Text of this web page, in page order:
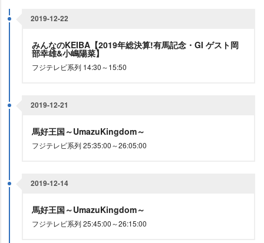
2019-12-22
みんなのKEIBA【2019年総決算!有馬記念・GI ゲスト岡
部幸雄&小嶋陽菜】
フジテレビ系列 14:30～15:50
2019-12-21
馬好王国～UmazuKingdom～
フジテレビ系列 25:35:00～26:05:00
2019-12-14
馬好王国～UmazuKingdom～
フジテレビ系列 25:45:00～26:15:00